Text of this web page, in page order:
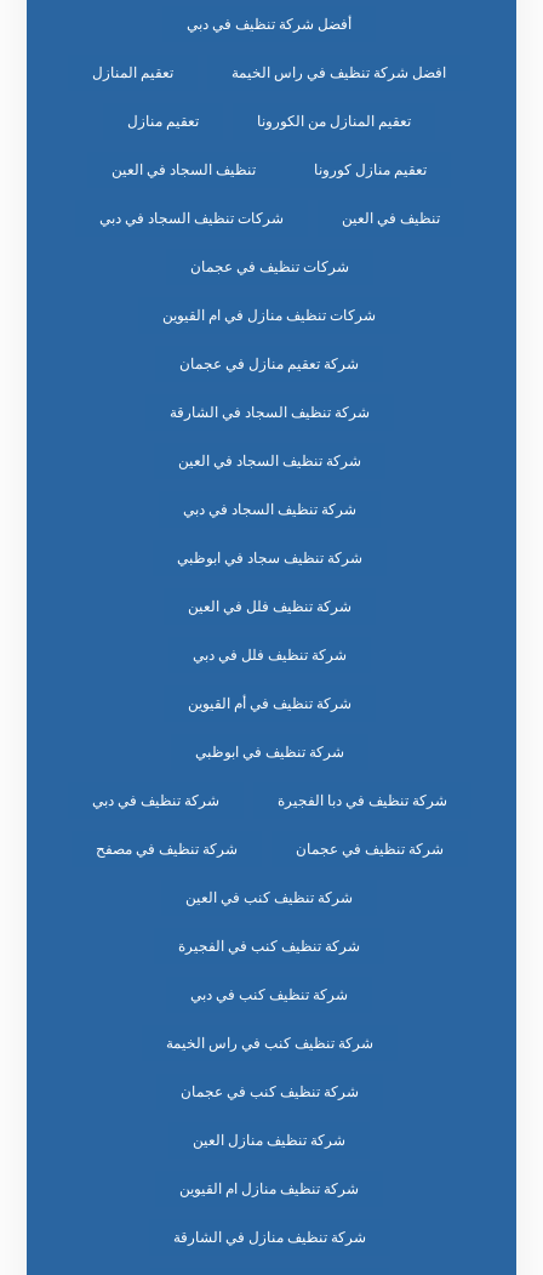
أفضل شركة تنظيف في دبي
افضل شركة تنظيف في راس الخيمة تعقيم المنازل
تعقيم المنازل من الكورونا تعقيم منازل
تعقيم منازل كورونا تنظيف السجاد في العين
تنظيف في العين شركات تنظيف السجاد في دبي
شركات تنظيف في عجمان
شركات تنظيف منازل في ام القيوين
شركة تعقيم منازل في عجمان
شركة تنظيف السجاد في الشارقة
شركة تنظيف السجاد في العين
شركة تنظيف السجاد في دبي
شركة تنظيف سجاد في ابوظبي
شركة تنظيف فلل في العين
شركة تنظيف فلل في دبي
شركة تنظيف في أم القيوين
شركة تنظيف في ابوظبي
شركة تنظيف في دبا الفجيرة شركة تنظيف في دبي
شركة تنظيف في عجمان شركة تنظيف في مصفح
شركة تنظيف كنب في العين
شركة تنظيف كنب في الفجيرة
شركة تنظيف كنب في دبي
شركة تنظيف كنب في راس الخيمة
شركة تنظيف كنب في عجمان
شركة تنظيف منازل العين
شركة تنظيف منازل ام القيوين
شركة تنظيف منازل في الشارقة